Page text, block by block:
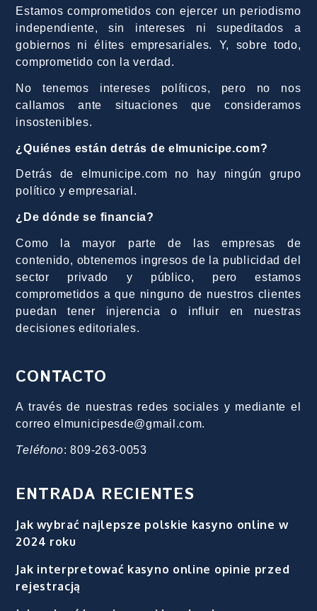
Estamos comprometidos con ejercer un periodismo
independiente, sin intereses ni supeditados a
gobiernos ni élites empresariales. Y, sobre todo,
comprometido con la verdad.
No tenemos intereses políticos, pero no nos
callamos ante situaciones que consideramos
insostenibles.
¿Quiénes están detrás de elmunicipe.com?
Detrás de elmunicipe.com no hay ningún grupo
político y empresarial.
¿De dónde se financia?
Como la mayor parte de las empresas de
contenido, obtenemos ingresos de la publicidad del
sector privado y público, pero estamos
comprometidos a que ninguno de nuestros clientes
puedan tener injerencia o influir en nuestras
decisiones editoriales.
CONTACTO
A través de nuestras redes sociales y mediante el
correo elmunicipesde@gmail.com.
Teléfono: 809-263-0053
ENTRADA RECIENTES
Jak wybrać najlepsze polskie kasyno online w
2024 roku
Jak interpretować kasyno online opinie przed
rejestracją